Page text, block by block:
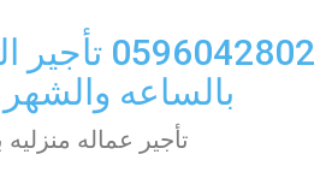
to
content
بالساعه
تأجير عماله